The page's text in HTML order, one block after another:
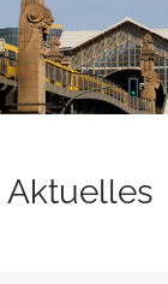
Aktuelles